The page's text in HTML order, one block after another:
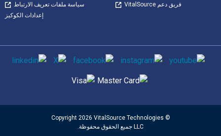
فريق دعم VitalSource
سياسة ملفات تعريف الارتباط
إعدادات الكوكيز
وسائل التواصل الاجتماعي
© Copyright 2026 VitalSource Technologies
LLC جميع الحقوق محفوظة.